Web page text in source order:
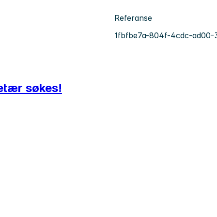
Referanse
1fbfbe7a-804f-4cdc-ad00-
søkes!